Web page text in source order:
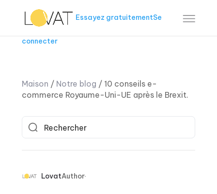
Essayez gratuitementSe
connecter
Maison / Notre blog / 10 conseils e-
commerce Royaume-Uni-UE après le Brexit.
LovatAuthor